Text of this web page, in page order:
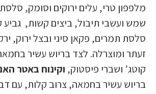
מלפפון טרי, עלים ירוקים וסומק,
שמש ועשבי תיבול, ביצים קשות, גביע
סלסת תמרים, פקאן סיני ובצל ירוק,
זעתר ומוצרלה. לצד בריוש עשיר
קוטג’ ושברי פיסטוק, וקינוח באטר
בריוש עשיר בחמאה, צרוב קלות, עם